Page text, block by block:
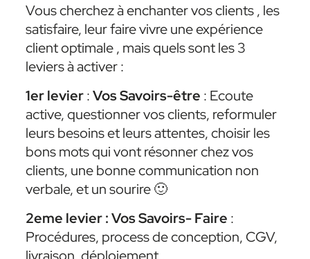
Vous cherchez à enchanter vos clients , les
satisfaire, leur faire vivre une expérience
client optimale , mais quels sont les 3
leviers à activer :
1er levier:Vos Savoirs-être : Ecoute
active, questionner vos clients, reformuler
leurs besoins et leurs attentes, choisir les
bons mots qui vont résonner chez vos
clients, une bonne communication non
verbale, et un sourire 🙂
2eme levier :Vos Savoirs- Faire :
Procédures, process de conception, CGV,